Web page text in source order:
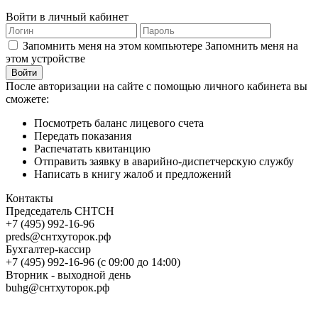
Войти в личный кабинет
Запомнить меня на этом компьютере Запомнить меня на
этом устройстве
После авторизации на сайте с помощью личного кабинета вы
сможете:
Посмотреть баланс лицевого счета
Передать показания
Распечатать квитанцию
Отправить заявку в аварийно-диспетчерскую службу
Написать в книгу жалоб и предложений
Контакты
Председатель СНТСН
+7 (495) 992-16-96
preds@снтхуторок.рф
Бухгалтер-кассир
+7 (495) 992-16-96 (с 09:00 до 14:00)
Вторник - выходной день
buhg@снтхуторок.рф